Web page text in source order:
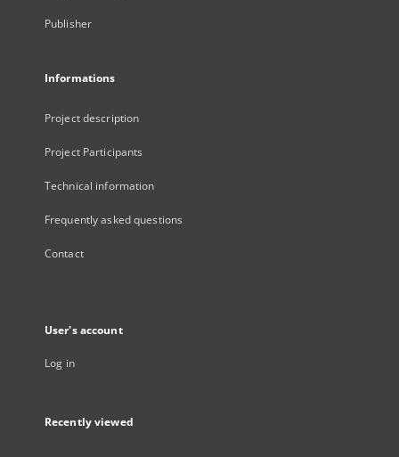
Publisher
Informations
Project description
Project Participants
Technical information
Frequently asked questions
Contact
User's account
Log in
Recently viewed